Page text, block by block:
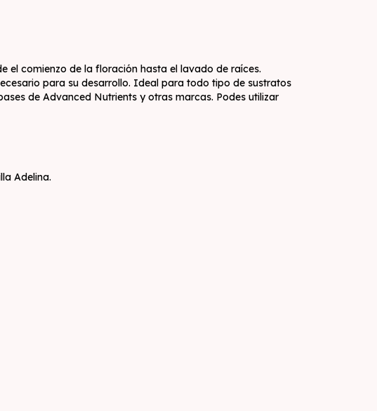
el comienzo de la floración hasta el lavado de raíces.
para su desarrollo. Ideal para todo tipo de sustratos
de Advanced Nutrients y otras marcas. Podes utilizar
Adelina.